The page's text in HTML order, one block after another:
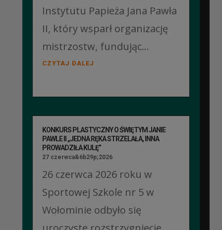
Instytutu Papieża Jana Pawła
II, który wsparł organizację
mistrzostw, fundując...
CZYTAJ DALEJ
KONKURS PLASTYCZNY O ŚWIĘTYM JANIE
PAWLE II „JEDNA RĘKA STRZELAŁA, INNA
PROWADZIŁA KULĘ”
27 czerwca&6b29p;2026
26 czerwca 2026 roku w
Sportowej Szkole nr 5 w
Wołominie odbyło się